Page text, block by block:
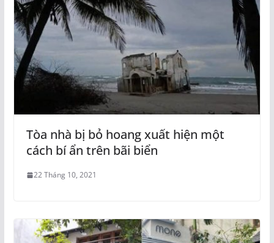
Tòa nhà bị bỏ hoang xuất hiện một
cách bí ẩn trên bãi biển
22 Tháng 10, 2021